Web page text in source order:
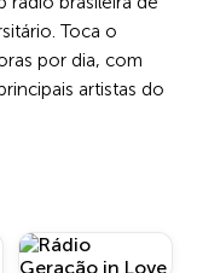
Toca o
por dia, com
artistas do